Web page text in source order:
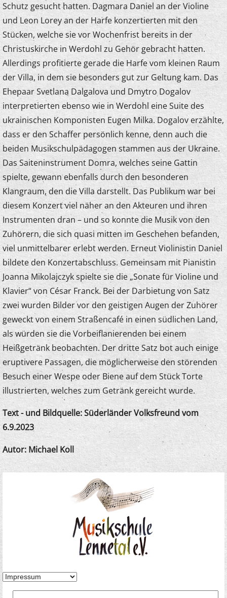
Schutz gesucht hatten. Dagmara Daniel an der Violine
und Leon Lorey an der Harfe konzertierten mit den
Stücken, welche sie vor Wochenfrist bereits in der
Christuskirche in Werdohl zu Gehör gebracht hatten.
Allerdings profitierte gerade die Harfe vom kleinen Raum
der Villa, in dem sie besonders gut zur Geltung kam. Das
Ehepaar Svetlana Dalgalova und Dmytro Dogalov
interpretierten ebenso wie in Werdohl eine Suite des
ukrainischen Komponisten Eugen Milka. Dogalov erzählte,
dass er den Schaffer persönlich kenne, denn auch die
beiden Musikschulpädagogen stammen aus der Ukraine.
Das Saiteninstrument Domra, welches seine Gattin
spielte, gewann ebenfalls durch den besonderen
Klangraum, den die Villa darstellt. Das Publikum war bei
diesem Konzert viel näher an den Akteuren und ihren
Instrumenten dran – und so konnte die Musik von den
Zuhörern, die sich quasi mitten im Geschehen befanden,
viel unmittelbarer erlebt werden. Erneut Violinistin Daniel
bildete den Konzertabschluss. Gemeinsam mit Pianistin
Joanna Mikolajczyk spielte sie die „Sonate für Violine und
Klavier“ von César Franck. Bei der Darbietung von Satz
zwei wurden Bilder vor den geistigen Augen der Zuhörer
geweckt von einem Straßencafé in einen südlichen Land,
als würden sie die Vorbeiflanierenden bei einem
Heißgetränk beobachten. Der dritte Satz bot auch einige
eruptivere Passagen, die möglicherweise den störenden
Besuch einer Wespe oder Biene auf dem Stück Torte
illustrierten, welches zum Getränk gereicht wurde.
Text - und Bildquelle: Süderländer Volksfreund vom
6.9.2023
Autor: Michael Koll